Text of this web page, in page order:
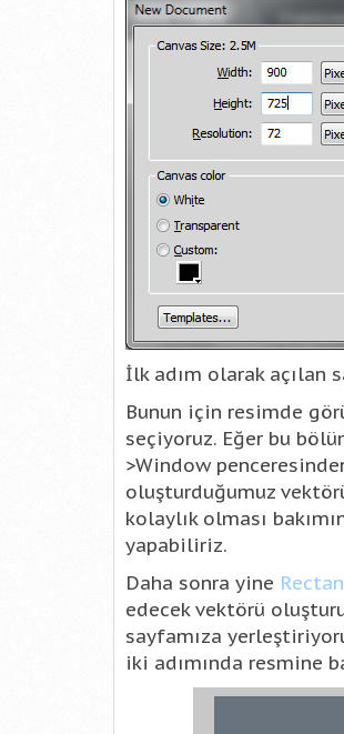
İlk adım olarak açılan
Bunun için resimde
seçiyoruz. Eğer bu
>Window
oluşturduğumuz
kolaylık olması
yapabiliriz.
Daha sonra yine
edecek vektörü
sayfamıza
iki adımında resmine